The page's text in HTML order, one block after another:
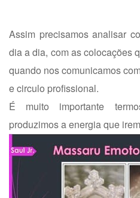
Assim precisamos analisar
dia a dia, com as colocações
quando nos comunicamos
e circulo profissional.
É muito importante
produzimos a energia que